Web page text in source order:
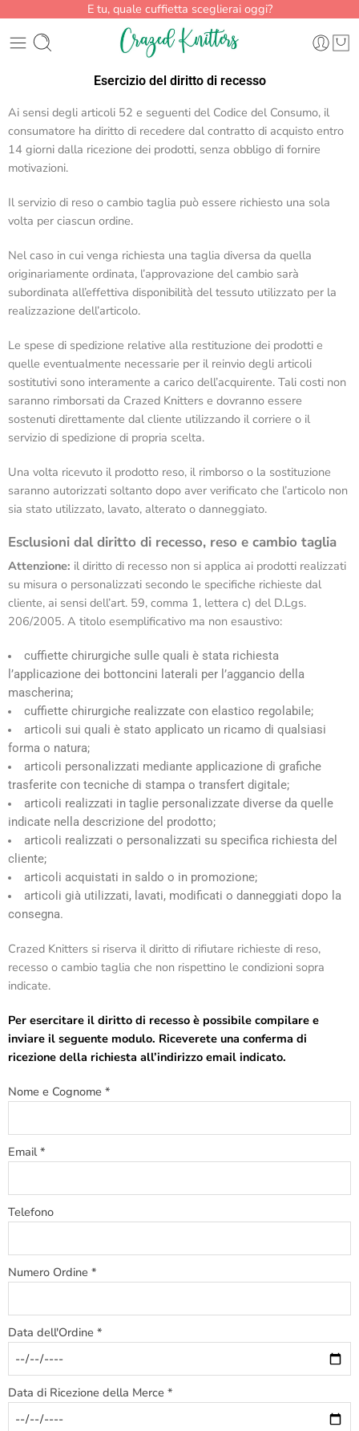
E tu, quale cuffietta sceglierai oggi?
Esercizio del diritto di recesso
Ai sensi degli articoli 52 e seguenti del Codice del Consumo, il
consumatore ha diritto di recedere dal contratto di acquisto entro
14 giorni dalla ricezione dei prodotti, senza obbligo di fornire
motivazioni.
Il servizio di reso o cambio taglia può essere richiesto una sola
volta per ciascun ordine.
Nel caso in cui venga richiesta una taglia diversa da quella
originariamente ordinata, l’approvazione del cambio sarà
subordinata all’effettiva disponibilità del tessuto utilizzato per la
realizzazione dell’articolo.
Le spese di spedizione relative alla restituzione dei prodotti e
quelle eventualmente necessarie per il reinvio degli articoli
sostitutivi sono interamente a carico dell’acquirente. Tali costi non
saranno rimborsati da Crazed Knitters e dovranno essere
sostenuti direttamente dal cliente utilizzando il corriere o il
servizio di spedizione di propria scelta.
Una volta ricevuto il prodotto reso, il rimborso o la sostituzione
saranno autorizzati soltanto dopo aver verificato che l’articolo non
sia stato utilizzato, lavato, alterato o danneggiato.
Esclusioni dal diritto di recesso, reso e cambio taglia
Attenzione: il diritto di recesso non si applica ai prodotti realizzati
su misura o personalizzati secondo le specifiche richieste dal
cliente, ai sensi dell’art. 59, comma 1, lettera c) del D.Lgs.
206/2005. A titolo esemplificativo ma non esaustivo:
cuffiette chirurgiche sulle quali è stata richiesta
l’applicazione dei bottoncini laterali per l’aggancio della
mascherina;
cuffiette chirurgiche realizzate con elastico regolabile;
articoli sui quali è stato applicato un ricamo di qualsiasi
forma o natura;
articoli personalizzati mediante applicazione di grafiche
trasferite con tecniche di stampa o transfert digitale;
articoli realizzati in taglie personalizzate diverse da quelle
indicate nella descrizione del prodotto;
articoli realizzati o personalizzati su specifica richiesta del
cliente;
articoli acquistati in saldo o in promozione;
articoli già utilizzati, lavati, modificati o danneggiati dopo la
consegna.
Crazed Knitters si riserva il diritto di rifiutare richieste di reso,
recesso o cambio taglia che non rispettino le condizioni sopra
indicate.
Per esercitare il diritto di recesso è possibile compilare e
inviare il seguente modulo. Riceverete una conferma di
ricezione della richiesta all’indirizzo email indicato.
Nome e Cognome *
Email *
Telefono
Numero Ordine *
Data dell'Ordine *
Data di Ricezione della Merce *